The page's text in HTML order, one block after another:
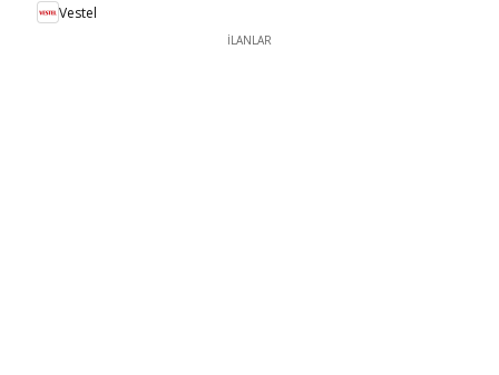
Vestel
İLANLAR